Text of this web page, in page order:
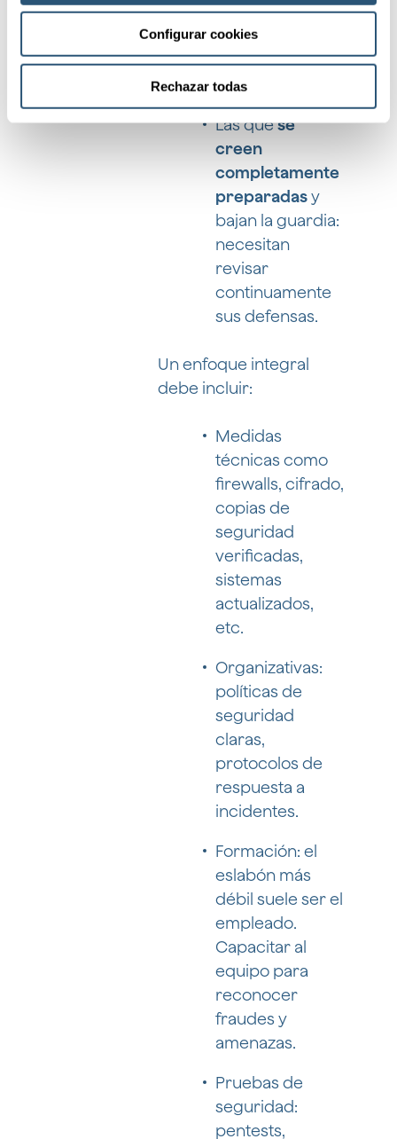
Configurar cookies
Rechazar todas
de que el
tamaño no
importa a un
atacante.
Las quese
creen
completamente
preparadasy
bajan la guardia:
necesitan
revisar
continuamente
sus defensas.
Un enfoque integral
debe incluir:
Medidas
técnicas como
firewalls, cifrado,
copias de
seguridad
verificadas,
sistemas
actualizados,
etc.
Organizativas:
políticas de
seguridad
claras,
protocolos de
respuesta a
incidentes.
Formación: el
eslabón más
débil suele ser el
empleado.
Capacitar al
equipo para
reconocer
fraudes y
amenazas.
Pruebas de
seguridad:
pentests,